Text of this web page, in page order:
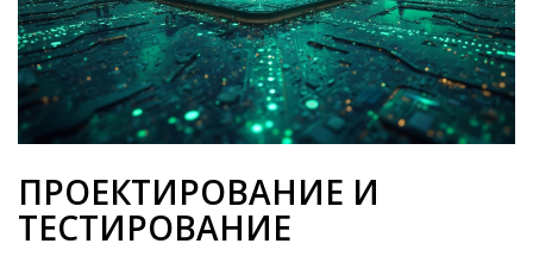
ПРОЕКТИРОВАНИЕ И
ТЕСТИРОВАНИЕ